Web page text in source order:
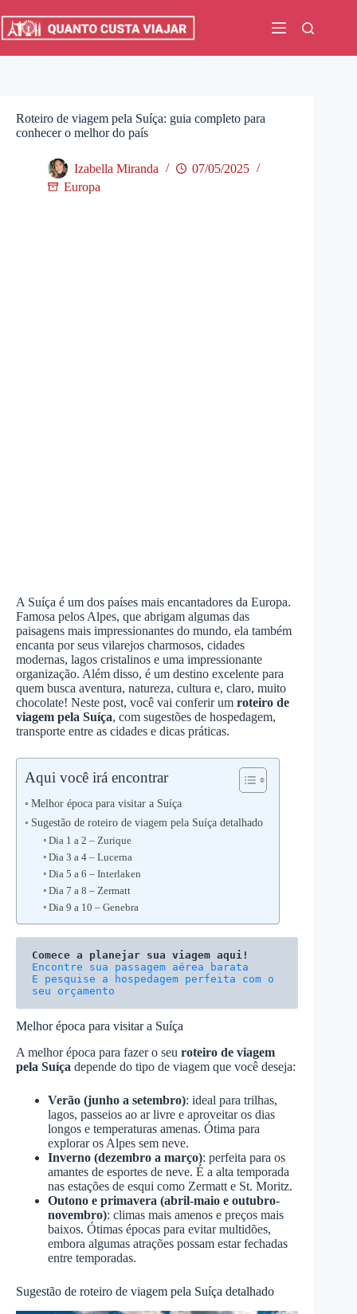
para
Roteiro de viagem pela Suíça: guia completo para
conhecer o melhor do país
Izabella Miranda
07/05/2025
Europa
A Suíça é um dos países mais encantadores da Europa.
Famosa pelos Alpes, que abrigam algumas das
paisagens mais impressionantes do mundo, ela também
encanta por seus vilarejos charmosos, cidades
modernas, lagos cristalinos e uma impressionante
organização. Além disso, é um destino excelente para
quem busca aventura, natureza, cultura e, claro, muito
chocolate! Neste post, você vai conferir um roteiro de
viagem pela Suíça, com sugestões de hospedagem,
transporte entre as cidades e dicas práticas.
Aqui você irá encontrar
Melhor época para visitar a Suíça
Sugestão de roteiro de viagem pela Suíça detalhado
Dia 1 a 2 – Zurique
Dia 3 a 4 – Lucerna
Dia 5 a 6 – Interlaken
Dia 7 a 8 – Zermatt
Dia 9 a 10 – Genebra
Comece a planejar sua viagem aqui!
E pesquise a hospedagem perfeita com o
seu orçamento
Melhor época para visitar a Suíça
A melhor época para fazer o seu roteiro de viagem
pela Suíça depende do tipo de viagem que você deseja:
Verão (junho a setembro): ideal para trilhas,
lagos, passeios ao ar livre e aproveitar os dias
longos e temperaturas amenas. Ótima para
explorar os Alpes sem neve.
Inverno (dezembro a março): perfeita para os
amantes de esportes de neve. É a alta temporada
nas estações de esqui como Zermatt e St. Moritz.
Outono e primavera (abril-maio e outubro-
novembro): climas mais amenos e preços mais
baixos. Ótimas épocas para evitar multidões,
embora algumas atrações possam estar fechadas
entre temporadas.
Sugestão de roteiro de viagem pela Suíça detalhado